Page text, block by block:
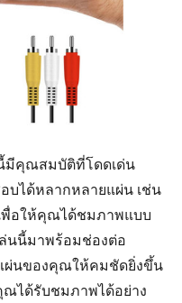
นี้มีคุณสมบัติที่โดดเด่น
บได้หลากหลายแผ่น เช่น
พื่อให้คุณได้ชมภาพแบบ
ล่นนี้มาพร้อมช่องต่อ
ผ่นของคุณให้คมชัดยิ่งขึ้น
ณได้รับชมภาพได้อย่าง